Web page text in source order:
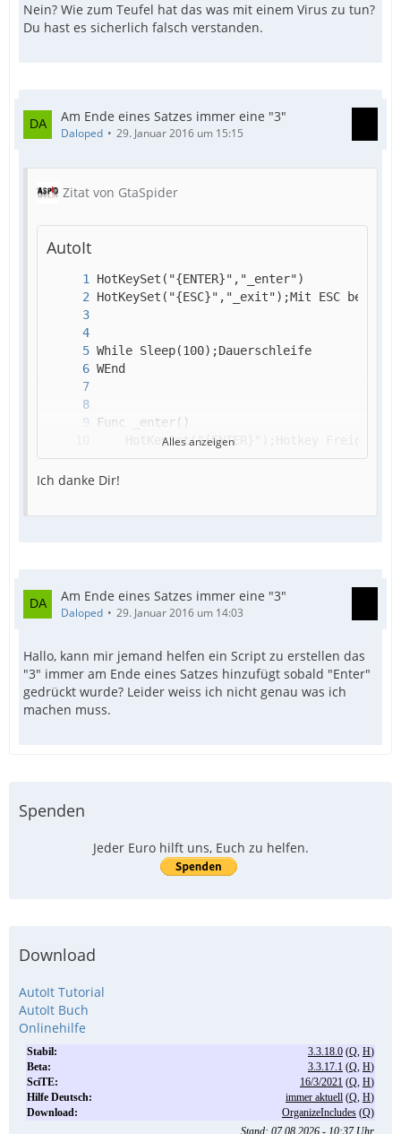
Nein? Wie zum Teufel hat das was mit einem Virus zu tun?
Du hast es sicherlich falsch verstanden.
Am Ende eines Satzes immer eine "3"
Daloped 29. Januar 2016 um 15:15
Zitat von GtaSpider
AutoIt
EndFunc
Alles anzeigen
Ich danke Dir!
Am Ende eines Satzes immer eine "3"
Daloped 29. Januar 2016 um 14:03
Hallo, kann mir jemand helfen ein Script zu erstellen das
"3" immer am Ende eines Satzes hinzufügt sobald "Enter"
gedrückt wurde? Leider weiss ich nicht genau was ich
machen muss.
Spenden
Jeder Euro hilft uns, Euch zu helfen.
Download
AutoIt Tutorial
AutoIt Buch
Onlinehilfe